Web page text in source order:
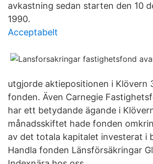
avkastning sedan starten den 10
1990.
Acceptabelt
utgjorde aktiepositionen i Klövern
fonden. Även Carnegie
har ett betydande ägande i
månadsskiftet hade fonden
av det totala kapitalet investerat i
Handla fonden Länsförsäkringar